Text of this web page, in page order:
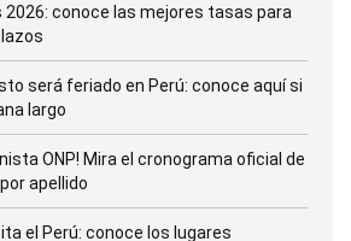
2026: conoce las mejores tasas para
será feriado en Perú: conoce aquí si
largo
ONP! Mira el cronograma oficial de
apellido
el Perú: conoce los lugares